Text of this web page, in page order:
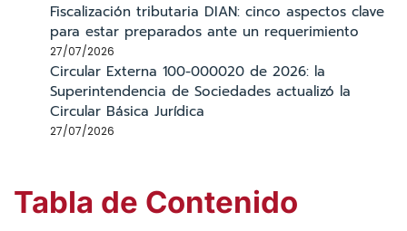
Fiscalización tributaria DIAN: cinco aspectos clave
para estar preparados ante un requerimiento
27/07/2026
Circular Externa 100-000020 de 2026: la
Superintendencia de Sociedades actualizó la
Circular Básica Jurídica
27/07/2026
Tabla de Contenido